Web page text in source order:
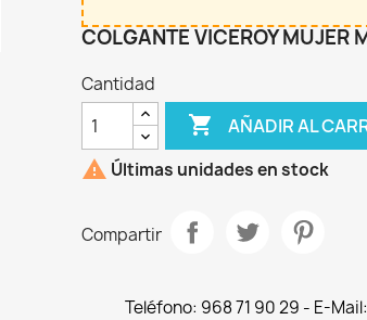
COLGANTE VICEROY MUJER
Cantidad
 AÑADIR AL
 Últimas unidades en stock
Compartir
Teléfono: 968 71 90 29 - E-